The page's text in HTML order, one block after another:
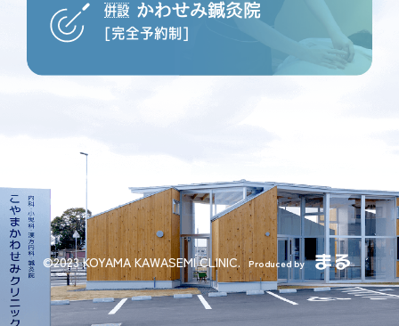
併設 かわせみ鍼灸院
[完全予約制]
©2023 KOYAMA KAWASEMI CLINIC. Produced by